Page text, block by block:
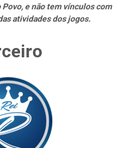
e não tem vínculos com
atividades dos jogos.